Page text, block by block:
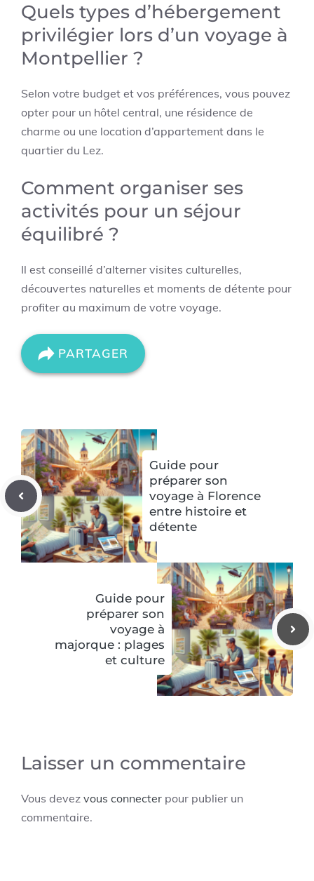
Quels types d’hébergement
privilégier lors d’un voyage à
Montpellier ?
Selon votre budget et vos préférences, vous pouvez
opter pour un hôtel central, une résidence de
charme ou une location d’appartement dans le
quartier du Lez.
Comment organiser ses
activités pour un séjour
équilibré ?
Il est conseillé d’alterner visites culturelles,
découvertes naturelles et moments de détente pour
profiter au maximum de votre voyage.
PARTAGER
Guide pour
préparer son
voyage à Florence
entre histoire et
détente
Guide pour
préparer son
voyage à
majorque : plages
et culture
Laisser un commentaire
Vous devez vous connecter pour publier un
commentaire.